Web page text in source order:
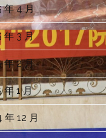
年 4 月
年 3 月
年 2 月
年 1 月
年 12 月